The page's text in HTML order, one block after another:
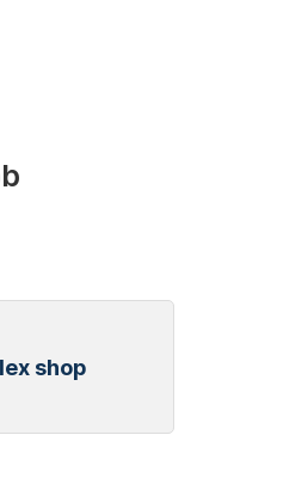
shop